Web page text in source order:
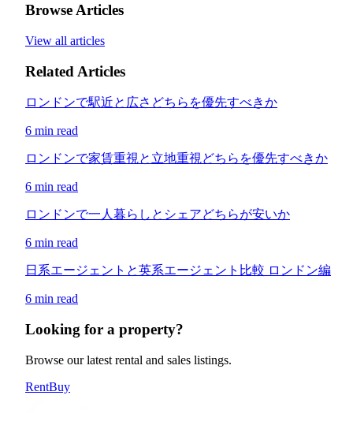
Browse Articles
View all articles
Related Articles
ロンドンで駅近と広さどちらを優先すべきか
6 min read
ロンドンで家賃重視と立地重視どちらを優先すべきか
6 min read
ロンドンで一人暮らしとシェアどちらが安いか
6 min read
日系エージェントと英系エージェント比較 ロンドン編
6 min read
Looking for a property?
Browse our latest rental and sales listings.
RentBuy